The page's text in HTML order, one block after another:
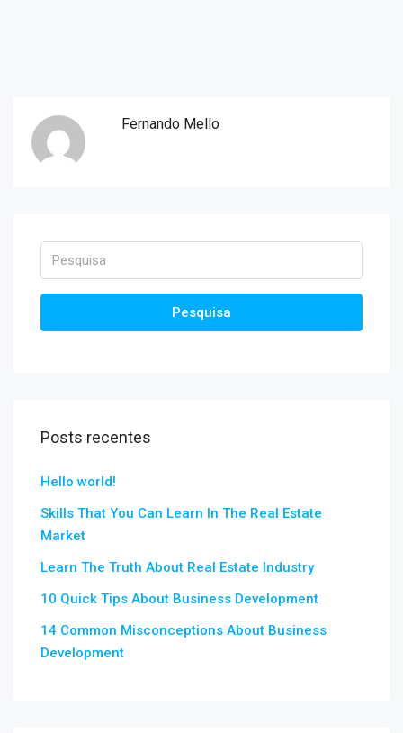
Fernando Mello
Pesquisa
Posts recentes
Hello world!
Skills That You Can Learn In The Real Estate
Market
Learn The Truth About Real Estate Industry
10 Quick Tips About Business Development
14 Common Misconceptions About Business
Development